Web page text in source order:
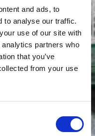
and ads, to
to analyse our traffic.
use of our site with
partners who
that you’ve
from your use